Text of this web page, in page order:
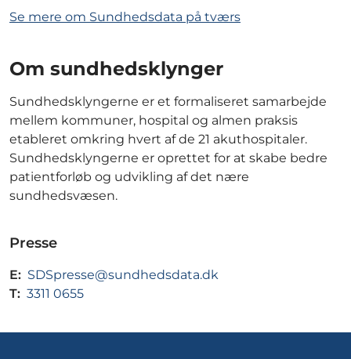
Se mere om Sundhedsdata på tværs
Om sundhedsklynger
Sundhedsklyngerne er et formaliseret samarbejde
mellem kommuner, hospital og almen praksis
etableret omkring hvert af de 21 akuthospitaler.
Sundhedsklyngerne er oprettet for at skabe bedre
patientforløb og udvikling af det nære
sundhedsvæsen.
Presse
E: SDSpresse@sundhedsdata.dk
T: 3311 0655